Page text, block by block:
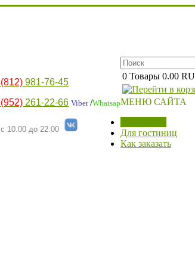
(812) 981-76-45
(952) 261-22-66 Viber/Whatsap
с 10.00 до 22.00
0 Товары 0.00
МЕНЮ САЙТА
Для гостиниц
Как заказать